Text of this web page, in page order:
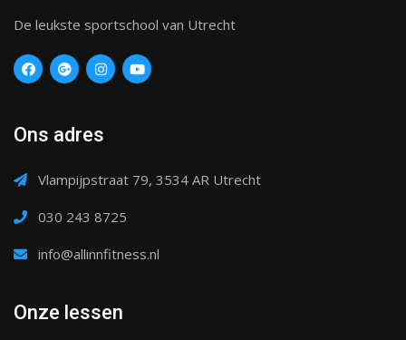
De leukste sportschool van Utrecht
Ons adres
Vlampijpstraat 79, 3534 AR Utrecht
030 243 8725
info@allinnfitness.nl
Onze lessen